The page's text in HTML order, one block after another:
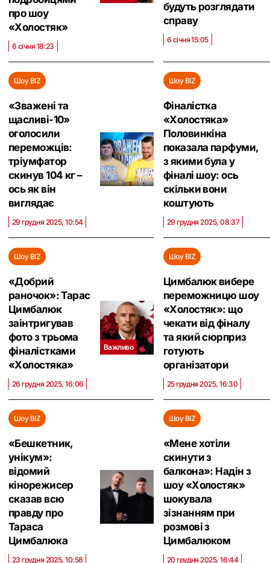
про шоу
«‎Холостяк»
6 січня 18:23
будуть розглядати
справу
6 січня 15:05
Шоу BIZ
«Зважені та
щасливі-10»
оголосили
переможців:
тріумфатор
скинув 104 кг –
ось як він
виглядає
29 грудня 2025, 10:54
Шоу BIZ
Фіналістка
«Холостяка»
Половинкіна
показала парфуми,
з якими була у
фіналі шоу: ось
скільки вони
коштують
29 грудня 2025, 08:37
Важливо
Шоу BIZ
«Добрий
раночок»: Тарас
Цимбалюк
заінтригував
фото з трьома
фіналістками
«Холостяка»
26 грудня 2025, 16:06
Шоу BIZ
Цимбалюк вибере
переможницю шоу
«Холостяк»: що
чекати від фіналу
та який сюрприз
готують
організатори
25 грудня 2025, 16:30
Шоу BIZ
«Бешкетник,
унікум»:
відомий
кінорежисер
сказав всю
правду про
Тараса
Цимбалюка
23 грудня 2025, 10:58
Шоу BIZ
«Мене хотіли
скинути з
балкона‎»: Надін з
шоу «Холостяк‎»
шокувала
зізнанням при
розмові з
Цимбалюком
20 грудня 2025, 16:44